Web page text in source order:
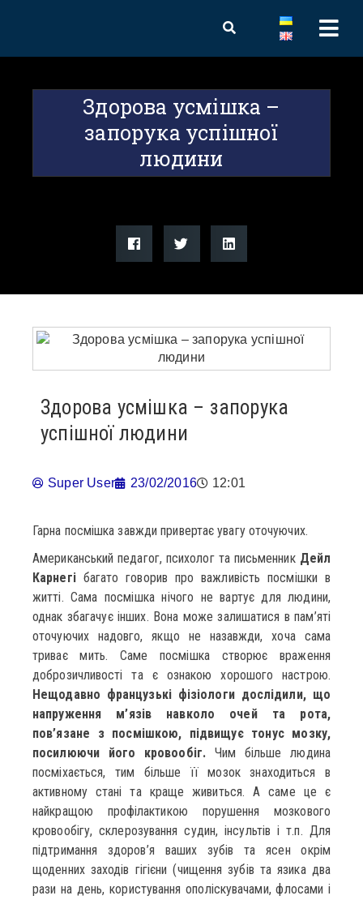
Здорова усмішка –
запорука успішної
людини
Здорова усмішка – запорука
успішної людини
Super User 23/02/2016 12:01
Гарна посмішка завжди привертає увагу оточуючих.
Американський педагог, психолог та письменник Дейл
Карнегібагато говорив про важливість посмішки в
житті. Сама посмішка нічого не вартує для людини,
однак збагачує інших. Вона може залишатися в пам’яті
оточуючих надовго, якщо не назавжди, хоча сама
триває мить. Саме посмішка створює враження
доброзичливості та є ознакою хорошого настрою.
Нещодавно французькі фізіологи дослідили, що
напруження м’язів навколо очей та рота,
пов’язане з посмішкою, підвищує тонус мозку,
посилюючи його кровообіг.Чим більше людина
посміхається, тим більше її мозок знаходиться в
активному стані та краще живиться. А саме це є
найкращою профілактикою порушення мозкового
кровообігу, склерозування судин, інсультів і т.п. Для
підтримання здоров’я ваших зубів та ясен окрім
щоденних заходів гігієни (чищення зубів та язика два
рази на день, користування ополіскувачами, флосами і